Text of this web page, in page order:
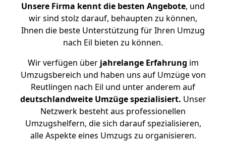
Unsere Firma kennt die besten Angebote, und
wir sind stolz darauf, behaupten zu können,
Ihnen die beste Unterstützung für Ihren Umzug
nach Eil bieten zu können.
Wir verfügen überjahrelange Erfahrung im
Umzugsbereich und haben uns auf Umzüge von
Reutlingen nach Eil und unter anderem auf
deutschlandweite Umzüge spezialisiert. Unser
Netzwerk besteht aus professionellen
Umzugshelfern, die sich darauf spezialisieren,
alle Aspekte eines Umzugs zu organisieren.